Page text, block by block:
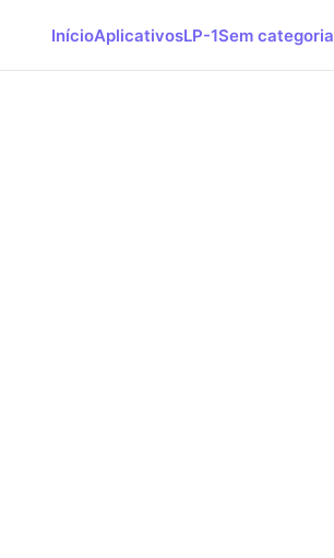
InícioAplicativosLP-1Sem categoria